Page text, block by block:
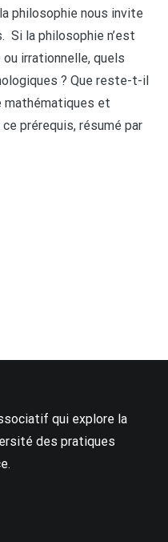
philosophie nous invite
Si la philosophie n’est
irrationnelle, quels
? Que reste-t-il
mathématiques et
prérequis, résumé par
qui explore la
des pratiques